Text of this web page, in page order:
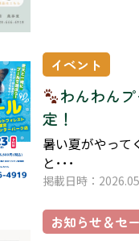
イベント
わんわん
定！
暑い夏がやって
と･･･
掲載日時：
お知らせ＆セ